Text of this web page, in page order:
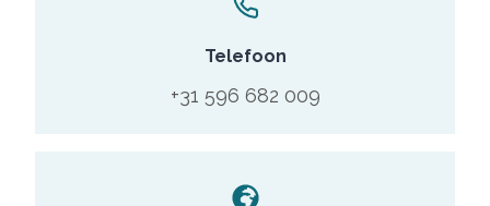
Telefoon
+31 596 682 009